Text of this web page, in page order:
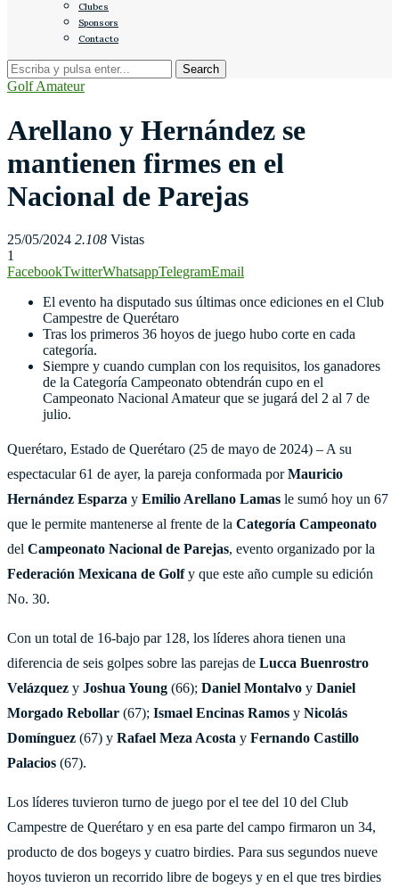
Clubes
Sponsors
Contacto
Golf Amateur
Arellano y Hernández se
mantienen firmes en el
Nacional de Parejas
25/05/2024 2.108 Vistas
1
FacebookTwitterWhatsappTelegramEmail
El evento ha disputado sus últimas once ediciones en el Club
Campestre de Querétaro
Tras los primeros 36 hoyos de juego hubo corte en cada
categoría.
Siempre y cuando cumplan con los requisitos, los ganadores
de la Categoría Campeonato obtendrán cupo en el
Campeonato Nacional Amateur que se jugará del 2 al 7 de
julio.
Querétaro, Estado de Querétaro (25 de mayo de 2024) – A su
espectacular 61 de ayer, la pareja conformada porMauricio
Hernández Esparza y Emilio Arellano Lamas le sumó hoy un 67
que le permite mantenerse al frente de la Categoría Campeonato
del Campeonato Nacional de Parejas, evento organizado por la
Federación Mexicana de Golfy que este año cumple su edición
No. 30.
Con un total de 16-bajo par 128, los líderes ahora tienen una
diferencia de seis golpes sobre las parejas de Lucca Buenrostro
Velázquez y Joshua Young (66); Daniel Montalvo y Daniel
Morgado Rebollar (67); Ismael Encinas Ramos y Nicolás
Domínguez (67) y Rafael Meza Acosta y Fernando Castillo
Palacios (67).
Los líderes tuvieron turno de juego por el tee del 10 del Club
Campestre de Querétaro y en esa parte del campo firmaron un 34,
producto de dos bogeys y cuatro birdies. Para sus segundos nueve
hoyos tuvieron un recorrido libre de bogeys y en el que tres birdies